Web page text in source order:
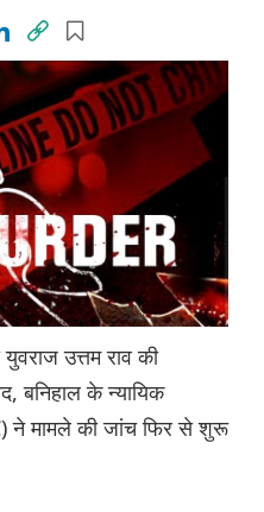
उत्तम राव की
बनिहाल के न्यायिक
ने मामले की जांच फिर से शुरू